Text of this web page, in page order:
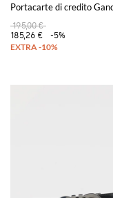
Portacarte di credito
195,00 €
185,26 €
-5%